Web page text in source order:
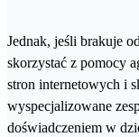
Jednak, jeśli brakuje
skorzystać z pomocy
stron internetowych i
wyspecjalizowane
doświadczeniem w